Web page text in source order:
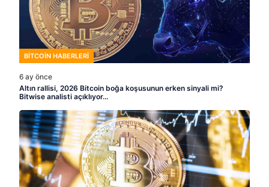
BITCOIN HABERLERI
6 ay önce
Altın rallisi, 2026 Bitcoin boğa koşusunun erken sinyali mi?
Bitwise analisti açıklıyor…